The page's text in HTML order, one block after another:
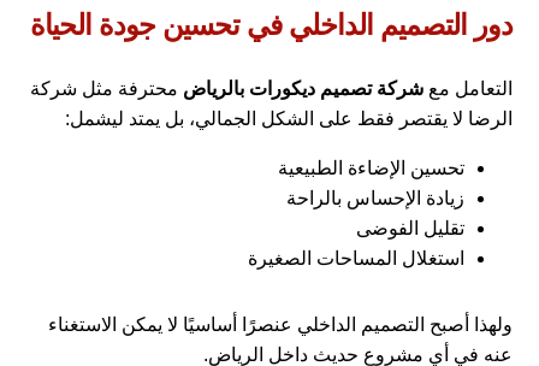
دور التصميم الداخلي في تحسين جودة الحياة
التعامل معشركة تصميم ديكورات بالرياض محترفة مثل شركة
الرضا لا يقتصر فقط على الشكل الجمالي، بل يمتد ليشمل:
تحسين الإضاءة الطبيعية
زيادة الإحساس بالراحة
تقليل الفوضى
استغلال المساحات الصغيرة
ولهذا أصبح التصميم الداخلي عنصرًا أساسيًا لا يمكن الاستغناء
عنه في أي مشروع حديث داخل الرياض.